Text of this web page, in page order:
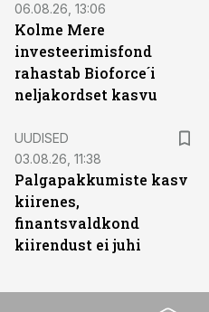
06.08.26, 13:06
Kolme Mere
investeerimisfond
rahastab Bioforce´i
neljakordset kasvu
UUDISED
03.08.26, 11:38
Palgapakkumiste kasv
kiirenes,
finantsvaldkond
kiirendust ei juhi